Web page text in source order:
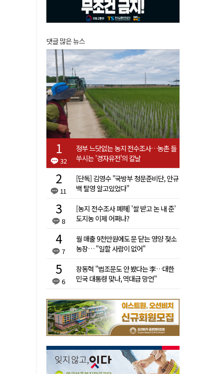
댓글 많은 뉴스
32
정부 느닷없는 농지 전수조사…농촌 들
쑤시는 '경자유전'의 칼날
11
[단독] 김영수 "국방부 청문준비단, 안규
백 탈영 알고있었다"
8
[농지 전수조사 폐해] '쌀 받고 논 내 준'
도지농 이제 어쩌나?
7
월 매출 9천만원에도 문 닫는 영양 젖소
농장… "일할 사람이 없어"
6
장동혁 "법조문도 안 봤다는 李…대한
민국 대통령 맞나, 역대급 망언"